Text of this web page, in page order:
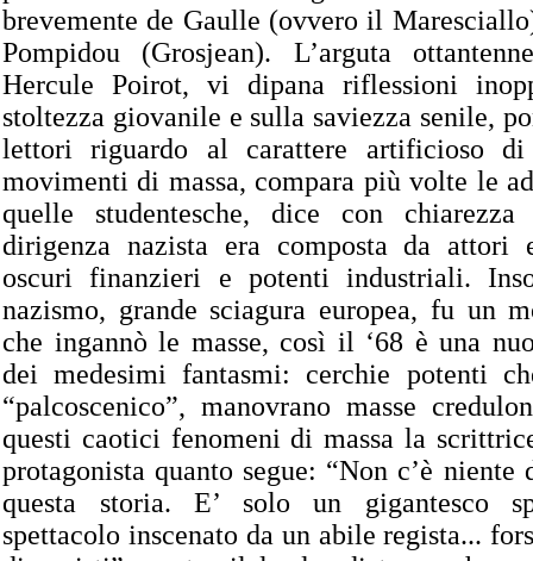
brevemente de Gaulle (ovvero il
Pompidou (Grosjean). L’arguta
Hercule Poirot, vi dipana riflessioni
stoltezza giovanile e sulla saviezza senile,
lettori riguardo al carattere artificioso
movimenti di massa, compara più volte le
quelle studentesche, dice con
dirigenza nazista era composta da attori
oscuri finanzieri e potenti industriali.
nazismo, grande sciagura europea, fu un
che ingannò le masse, così il ‘68 è una
dei medesimi fantasmi: cerchie potenti
“palcoscenico”, manovrano masse
questi caotici fenomeni di massa la
protagonista quanto segue: “Non c’è
questa storia. E’ solo un gigantesco
spettacolo inscenato da un abile regista...